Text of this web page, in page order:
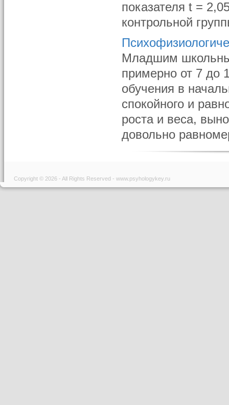
показателя t =
контрольной
Младшим
примерно от 7 до
обучения в
спокойного и
роста и веса,
довольно
Copyright © 2026 - All Rights Reserved - www.psyhologykey.ru